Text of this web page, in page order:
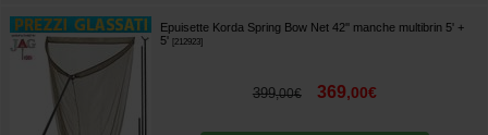
Epuisette Korda Spring Bow Net 42'' manche multibrin 5' +
5'
212923]
399,00€ 369,00€